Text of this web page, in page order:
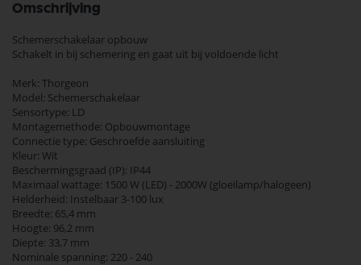
Omschrijving
Schemerschakelaar opbouw
Schakelt in bij schemering en gaat uit bij voldoende licht
Merk: Thorgeon
Model: Schemerschakelaar
Sensortype: LD
Montagemethode: Opbouwmontage
Connectie type: Geschroefde aansluiting
Kleur: Wit
Beschermingsgraad (IP): IP44
Maximaal wattage: 1500 W (LED) - 2000W (gloeilamp/halogeen)
Helderheid: Instelbaar 3-100 lux
Breedte: 65,4 mm
Hoogte: 96,2 mm
Diepte: 33,7 mm
Nominale spanning: 220 - 240